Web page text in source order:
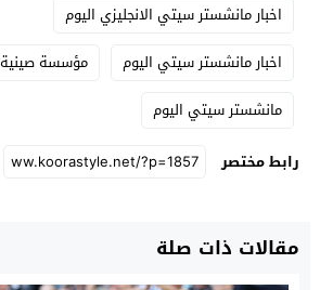
اخبار مانشستر سيتي الانجليزي اليوم
اخبار مانشستر سيتي اليوم
مؤسسة صينية
مانشستر سيتي اليوم
رابط مختصر
مقالات ذات صلة